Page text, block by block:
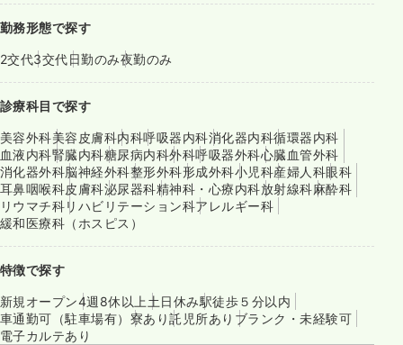
勤務形態で探す
2交代3交代日勤のみ夜勤のみ
診療科目で探す
美容外科美容皮膚科内科呼吸器内科消化器内科循環器内科
血液内科腎臓内科糖尿病内科外科呼吸器外科心臓血管外科
消化器外科脳神経外科整形外科形成外科小児科産婦人科眼科
耳鼻咽喉科皮膚科泌尿器科精神科・心療内科放射線科麻酔科
リウマチ科リハビリテーション科アレルギー科
緩和医療科（ホスピス）
特徴で探す
新規オープン4週8休以上 土日休み駅徒歩５分以内
車通勤可（駐車場有） 寮あり託児所あり ブランク・未経験可
電子カルテあり